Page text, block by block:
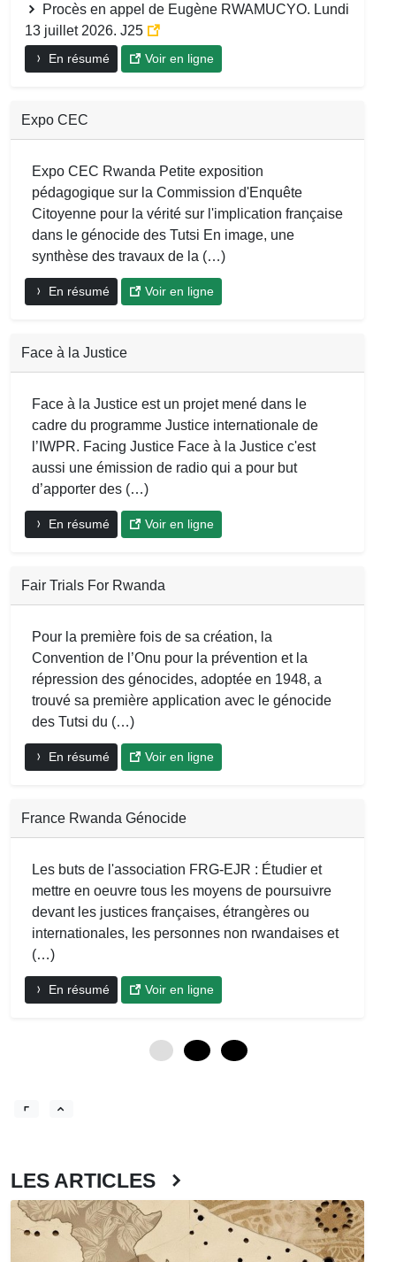
Procès en appel de Eugène RWAMUCYO. Lundi
13 juillet 2026. J25
En résumé Voir en ligne
Expo CEC
Expo CEC Rwanda Petite exposition
pédagogique sur la Commission d'Enquête
Citoyenne pour la vérité sur l'implication française
dans le génocide des Tutsi En image, une
synthèse des travaux de la (…)
En résumé Voir en ligne
Face à la Justice
Face à la Justice est un projet mené dans le
cadre du programme Justice internationale de
l’IWPR. Facing Justice Face à la Justice c'est
aussi une émission de radio qui a pour but
d’apporter des (…)
En résumé Voir en ligne
Fair Trials For Rwanda
Pour la première fois de sa création, la
Convention de l’Onu pour la prévention et la
répression des génocides, adoptée en 1948, a
trouvé sa première application avec le génocide
des Tutsi du (…)
En résumé Voir en ligne
France Rwanda Génocide
Les buts de l'association FRG-EJR : Étudier et
mettre en oeuvre tous les moyens de poursuivre
devant les justices françaises, étrangères ou
internationales, les personnes non rwandaises et
(…)
En résumé Voir en ligne
LES ARTICLES